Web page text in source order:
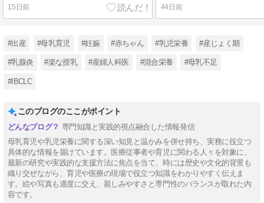
15日前 44日前
#出産 #母乳育児 #妊娠 #赤ちゃん #乳児栄養 #産じょく期
#乳腺炎 #楽な授乳 #産婦人科医 #混合栄養 #母乳不足
#IBCLC
このブログのここがポイント
専門知識と実践的視点融合した情報発信
母乳育児や乳児栄養に関する深い知見と温かみを併せ持ち、実務に役立つ
具体的な情報を届けています。医療従事者や育児に関わる人々を対象に、
最新の研究や実践的な支援方法に焦点を当て、時には歴史や文化的背景も
織り交ぜながら、育児や医療の現場で役立つ知識をわかりやすく伝えま
す。絵や写真も適度に交え、親しみやすさと専門性のバランスが取れた内
容です。